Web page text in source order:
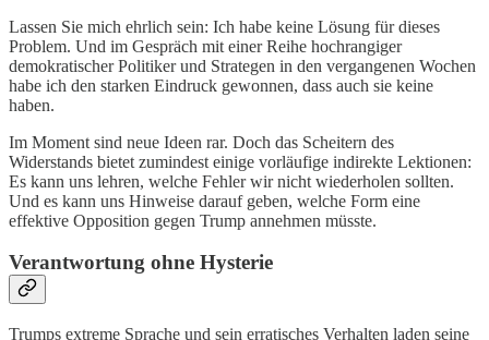
Lassen Sie mich ehrlich sein: Ich habe keine Lösung für dieses
Problem. Und im Gespräch mit einer Reihe hochrangiger
demokratischer Politiker und Strategen in den vergangenen Wochen
habe ich den starken Eindruck gewonnen, dass auch sie keine
haben.
Im Moment sind neue Ideen rar. Doch das Scheitern des
Widerstands bietet zumindest einige vorläufige indirekte Lektionen:
Es kann uns lehren, welche Fehler wir nicht wiederholen sollten.
Und es kann uns Hinweise darauf geben, welche Form eine
effektive Opposition gegen Trump annehmen müsste.
Verantwortung ohne Hysterie
Trumps extreme Sprache und sein erratisches Verhalten laden seine